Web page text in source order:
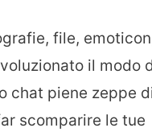
file,
il modo
chat piene zeppe
scomparire le tue